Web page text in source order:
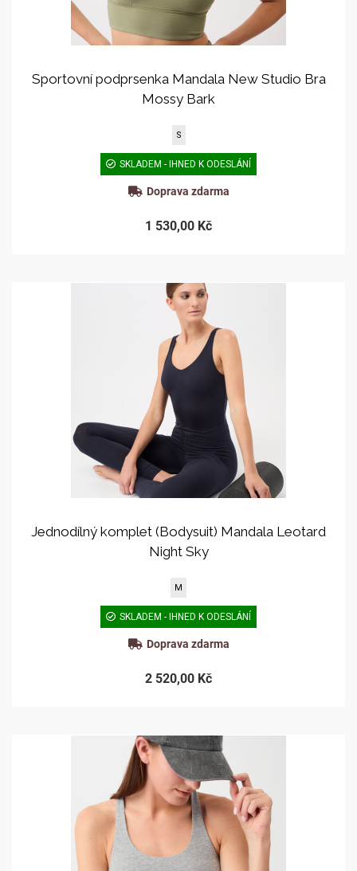
Sportovní podprsenka Mandala New Studio Bra
Mossy Bark
S
SKLADEM - IHNED K ODESLÁNÍ
Doprava zdarma
1 530,00 Kč
Jednodílný komplet (Bodysuit) Mandala Leotard
Night Sky
M
SKLADEM - IHNED K ODESLÁNÍ
Doprava zdarma
2 520,00 Kč